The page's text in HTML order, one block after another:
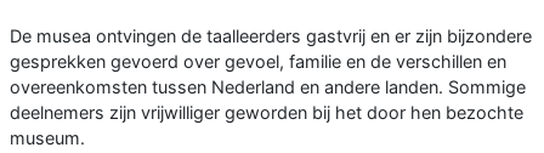
De musea ontvingen de taalleerders gastvrij en er zijn bijzondere
gesprekken gevoerd over gevoel, familie en de verschillen en
overeenkomsten tussen Nederland en andere landen. Sommige
deelnemers zijn vrijwilliger geworden bij het door hen bezochte
museum.